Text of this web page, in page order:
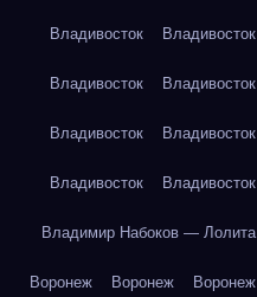
Владивосток Владивосток
Владивосток Владивосток
Владивосток Владивосток
Владивосток Владивосток
Владимир Набоков — Лолита
Воронеж Воронеж Воронеж